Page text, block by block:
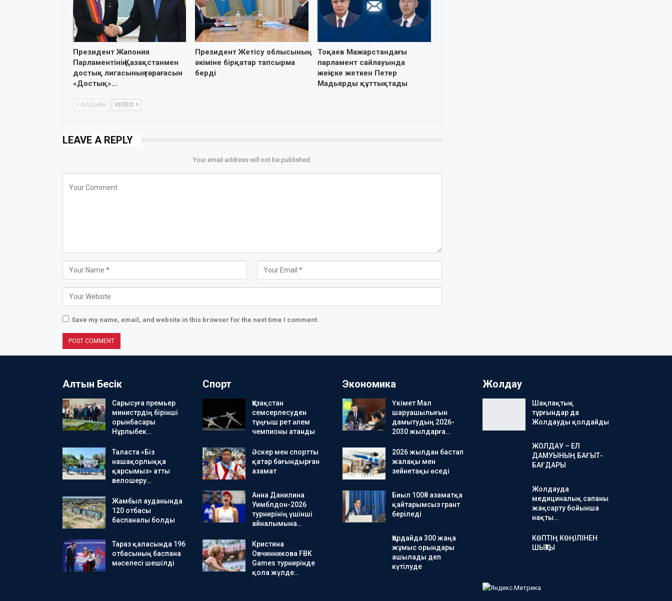
Президент Жапония
Парламентінің Қазақстанмен
достық лигасының төрағасын
«Достық»…
Президент Жетісу облысының
әкіміне бірқатар тапсырма
берді
Тоқаев Мажарстандағы
парламент сайлауында
жеңіске жеткен Петер
Мадьярды құттықтады
АЛДЫҢҒЫ КЕЛЕСІ
LEAVE A REPLY
Your email address will not be published.
Save my name, email, and website in this browser for the next time I comment.
Алтын Бесік
Сарысуға премьер
министрдің бірінші
орынбасары
Нұрлыбек…
Таласта «Біз
нашақорлыққа
қарсымыз» атты
велошеру…
Жамбыл ауданында
120 отбасы
баспаналы болды
Тараз қаласында 196
отбасының баспана
мәселесі шешілді
Спорт
Қазақстан
семсерлесуден
тұңғыш рет әлем
чемпионы атанды
Әскер мен спортты
қатар бағындырған
азамат
Анна Данилина
Уимблдон-2026
турнирінің үшінші
айналымына…
Кристина
Овчинникова FBK
Games турнирінде
қола жүлде…
Экономика
Үкімет Мал
шаруашылығын
дамытудың 2026-
2030 жылдарға…
2026 жылдан бастап
жалақы мен
зейнетақы өседі
Биыл 1008 азаматқа
қайтарымсыз грант
беріледі
Қордайда 300 жаңа
жұмыс орындары
ашылады деп
күтілуде
Жолдау
Шақпақтық
тұрғындар да
Жолдауды қолдайды
ЖОЛДАУ – ЕЛ
ДАМУЫНЫҢ БАҒЫТ-
БАҒДАРЫ
Жолдауда
медициналық сапаны
жақсарту бойынша
нақты…
КӨПТІҢ КӨҢІЛІНЕН
ШЫҚТЫ